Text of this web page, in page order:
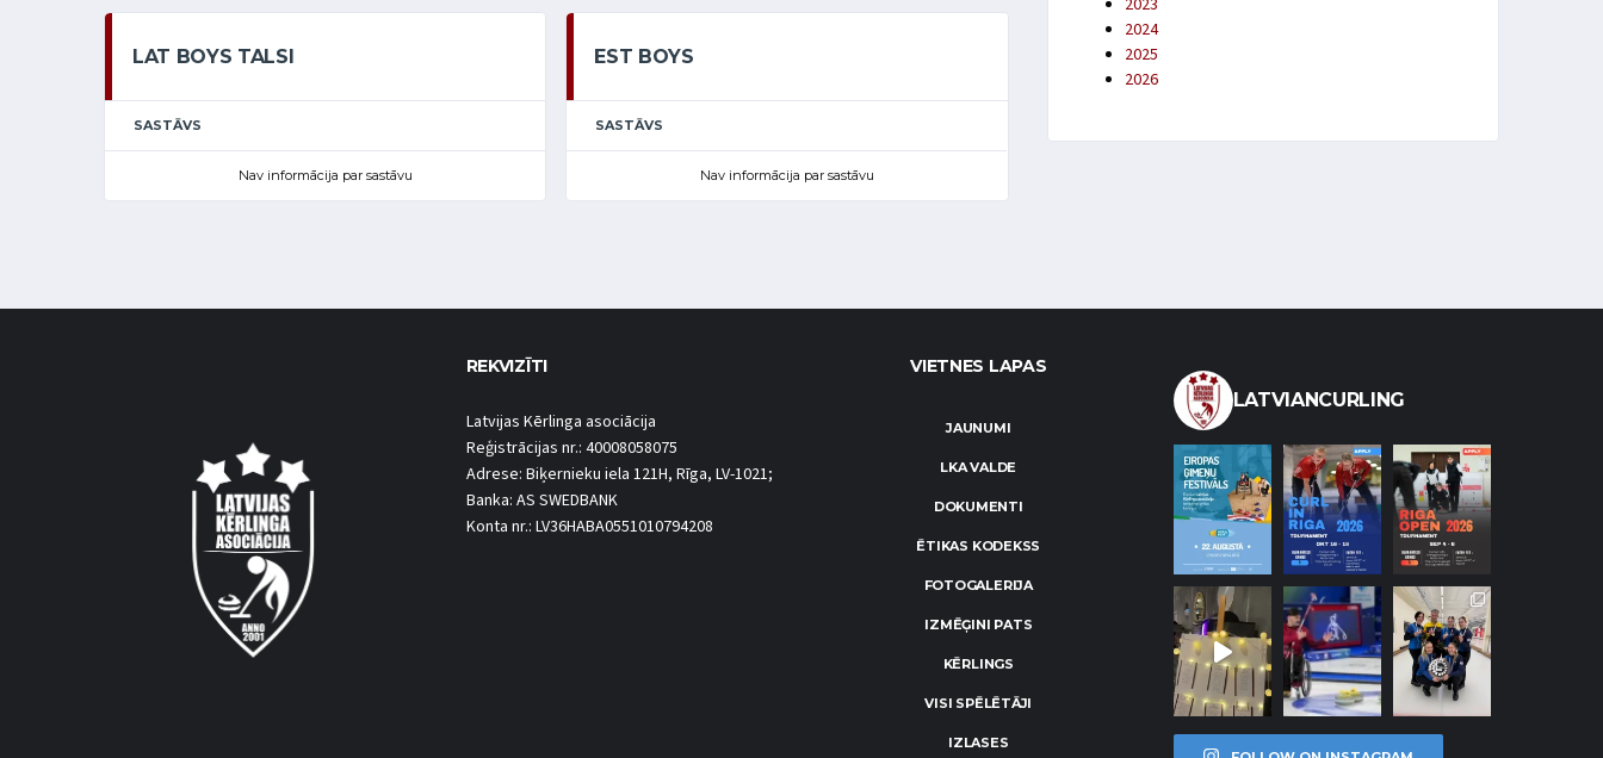
LAT BOYS TALSI
SASTĀVS
Nav informācija par sastāvu
EST BOYS
SASTĀVS
Nav informācija par sastāvu
2023
2024
2025
2026
REKVIZĪTI
Latvijas Kērlinga asociācija
Reģistrācijas nr.: 40008058075
Adrese: Biķernieku iela 121H, Rīga, LV-1021;
Banka: AS SWEDBANK
Konta nr.: LV36HABA0551010794208
VIETNES LAPAS
JAUNUMI
LKA VALDE
DOKUMENTI
ĒTIKAS KODEKSS
FOTOGALERIJA
IZMĒĢINI PATS
KĒRLINGS
VISI SPĒLĒTĀJI
IZLASES
LATVIANCURLING